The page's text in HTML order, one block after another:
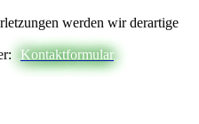
werden wir derartige
Kontaktformular